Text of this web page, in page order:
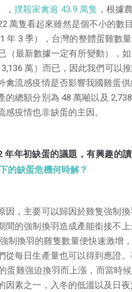
撲殺家禽逾 43.9 萬隻 ，根據
萬隻看起來雖然是個不小的數
年 3 季），台灣的整體蛋雞數
（最新數據一定有所變動），
萬）而已，因此我們可以
流感疫情是否影響我國雞蛋
總額分別為 48 萬噸以及
疫情也非缺蛋的主因。
年初缺蛋的議題，有興趣的
的缺蛋危機何時解？
因，主要可以歸因於雞隻強制
間的強制換羽造成產能銜接不
制換羽的雞隻數量便快速激增
從每日生產量也可以得到應證
蛋雞強迫換羽而上漲，而當時
因素之一，入冬的低溫以及日